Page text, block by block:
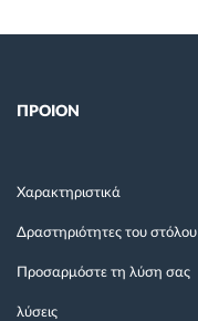
ΠΡΟΙΟΝ
Χαρακτηριστικά
Δραστηριότητες του στόλου
Προσαρμόστε τη λύση σας
λύσεις